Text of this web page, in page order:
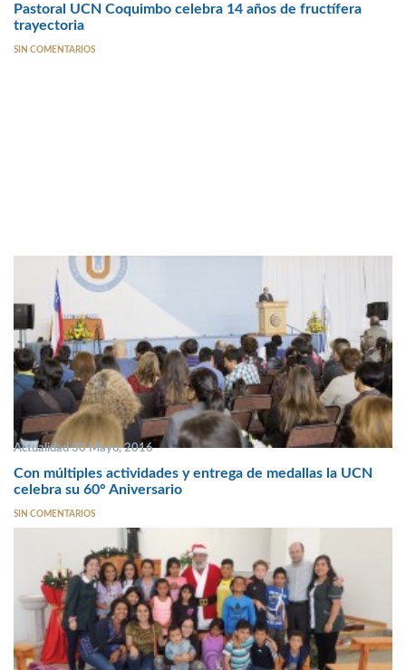
Pastoral UCN Coquimbo celebra 14 años de fructífera
trayectoria
SIN COMENTARIOS
Actualidad 30 Mayo, 2016
Con múltiples actividades y entrega de medallas la UCN
celebra su 60° Aniversario
SIN COMENTARIOS